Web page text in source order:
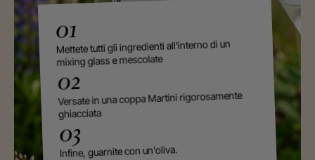
01
Mettete tutti gli ingredienti all'interno di un
mixing glass e mescolate
02
Versate in una coppa Martini rigorosamente
ghiacciata
03
Infine, guarnite con un'oliva.